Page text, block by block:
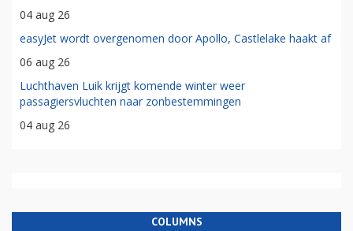
04 aug 26
easyJet wordt overgenomen door Apollo, Castlelake haakt af
06 aug 26
Luchthaven Luik krijgt komende winter weer
passagiersvluchten naar zonbestemmingen
04 aug 26
COLUMNS